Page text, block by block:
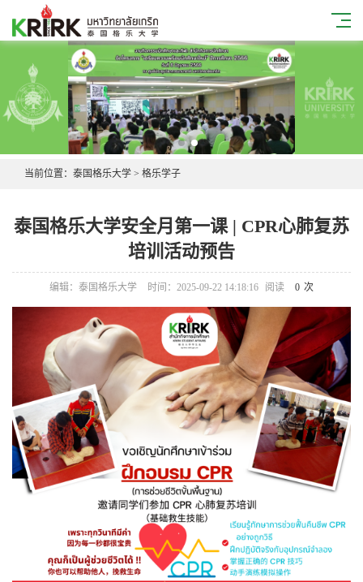
当前位置： 泰国格乐大学 > 格乐学子
泰国格乐大学安全月第一课 | CPR心肺复苏
培训活动预告
编辑：泰国格乐大学 时间：2025-09-22 14:18:16 阅读 0 次